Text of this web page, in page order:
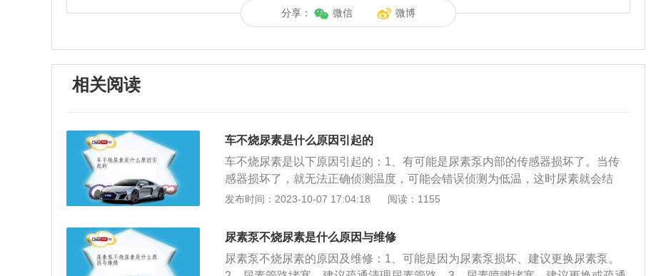
分享： 微信 微博
相关阅读
车不烧尿素是什么原因引起的
车不烧尿素是以下原因引起的：1、有可能是尿素泵内部的传感器损坏了。当传
感器损坏了，就无法正确侦测温度，可能会错误侦测为低温，这时尿素就会结
晶，把尿素泵堵住，自然就无法烧尿素了。当然，冬天天气比较冷的时候，尿素
去4S店或维修店检查传感器是否出现损坏，如果出现损坏需要及时更换。2、有
可能是尿素管道堵塞了。当尿素管道里有异物或者是结晶时，尿素就无法顺利流
过，这就导致了无发烧尿素。需要及时情况堵塞的尿素管道。3、有可能是空气
发布时间：2023-10-07 17:04:18 阅读：1155
尿素泵不烧尿素是什么原因与维修
尿素泵不烧尿素的原因及维修：1、可能是因为尿素泵损坏、建议更换尿素泵。